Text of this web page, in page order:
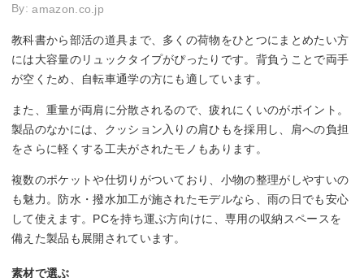
By:amazon.co.jp
教科書から部活の道具まで、多くの荷物をひとつにまとめたい方
には大容量のリュックタイプがぴったりです。背負うことで両手
が空くため、自転車通学の方にも適しています。
また、重量が両肩に分散されるので、疲れにくいのがポイント。
製品のなかには、クッション入りの肩ひもを採用し、肩への負担
をさらに軽くする工夫がされたモノもあります。
複数のポケットや仕切りがついており、小物の整理がしやすいの
も魅力。防水・撥水加工が施されたモデルなら、雨の日でも安心
して使えます。PCを持ち運ぶ方向けに、専用の収納スペースを
備えた製品も展開されています。
素材で選ぶ